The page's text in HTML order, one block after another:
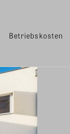
Betriebskosten